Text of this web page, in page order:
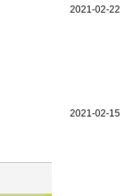
2021-02-22
2021-02-15